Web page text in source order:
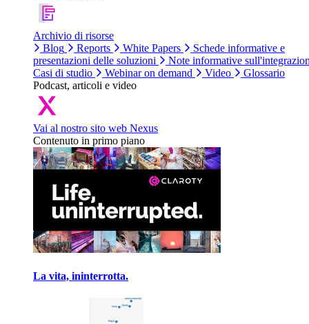
Archivio di risorse
Blog
Reports White Papers
Schede informative e
presentazioni delle soluzioni
Note informative
Casi di studio
Webinar on demand Video
Glossario
Podcast, articoli e video
Vai al nostro sito web Nexus
Contenuto in primo piano
La vita, ininterrotta.